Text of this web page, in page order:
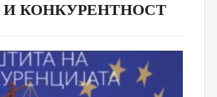
И КОНКУРЕНТНОСТ